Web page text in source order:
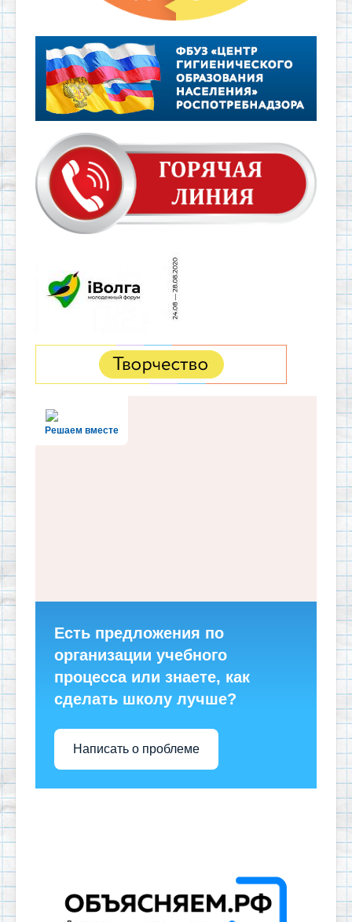
Решаем вместе
Есть предложения по
организации учебного
процесса или знаете, как
сделать школу лучше?
Написать о проблеме